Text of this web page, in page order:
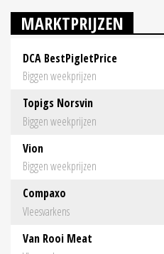
MARKTPRIJZEN
DCA BestPigletPrice
Biggen weekprijzen
Topigs Norsvin
Biggen weekprijzen
Vion
Biggen weekprijzen
Compaxo
Vleesvarkens
Van Rooi Meat